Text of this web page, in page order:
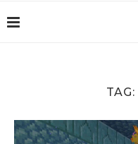
TAG: